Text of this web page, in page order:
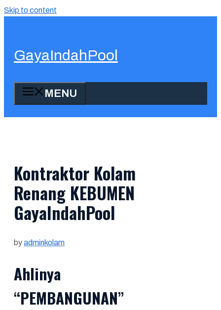
Skip to content
GayaIndahPool
MENU
Kontraktor Kolam
Renang KEBUMEN
GayaIndahPool
byadminkolam
Ahlinya
“PEMBANGUNAN”